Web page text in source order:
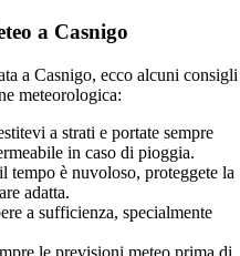
a Casnigo
a Casnigo, ecco alcuni consigli
meteorologica:
a strati e portate sempre
in caso di pioggia.
tempo è nuvoloso, proteggete la
adatta.
a sufficienza, specialmente
le previsioni meteo prima di